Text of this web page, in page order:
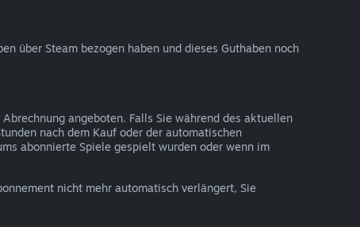
über Steam bezogen haben und dieses Guthaben noch
angeboten. Falls Sie während des aktuellen
nach dem Kauf oder der automatischen
abonnierte Spiele gespielt wurden oder wenn im
nicht mehr automatisch verlängert, Sie